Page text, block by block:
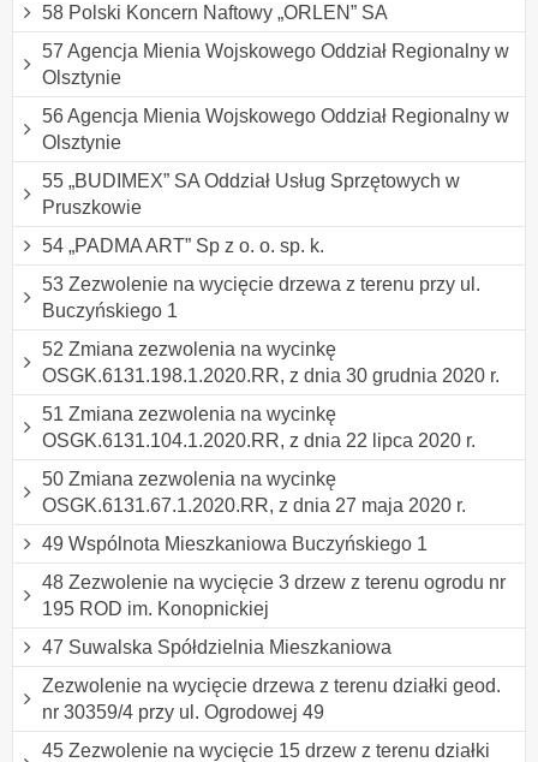
58 Polski Koncern Naftowy „ORLEN” SA
57 Agencja Mienia Wojskowego Oddział Regionalny w
Olsztynie
56 Agencja Mienia Wojskowego Oddział Regionalny w
Olsztynie
55 „BUDIMEX” SA Oddział Usług Sprzętowych w
Pruszkowie
54 „PADMA ART” Sp z o. o. sp. k.
53 Zezwolenie na wycięcie drzewa z terenu przy ul.
Buczyńskiego 1
52 Zmiana zezwolenia na wycinkę
OSGK.6131.198.1.2020.RR, z dnia 30 grudnia 2020 r.
51 Zmiana zezwolenia na wycinkę
OSGK.6131.104.1.2020.RR, z dnia 22 lipca 2020 r.
50 Zmiana zezwolenia na wycinkę
OSGK.6131.67.1.2020.RR, z dnia 27 maja 2020 r.
49 Wspólnota Mieszkaniowa Buczyńskiego 1
48 Zezwolenie na wycięcie 3 drzew z terenu ogrodu nr
195 ROD im. Konopnickiej
47 Suwalska Spółdzielnia Mieszkaniowa
Zezwolenie na wycięcie drzewa z terenu działki geod.
nr 30359/4 przy ul. Ogrodowej 49
45 Zezwolenie na wycięcie 15 drzew z terenu działki